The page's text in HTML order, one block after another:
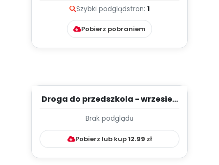
Szybki podglądstron: 1
Pobierz pobraniem
Droga do przedszkola - wrzesień
Brak podglądu
Pobierz lub kup12.99 zł